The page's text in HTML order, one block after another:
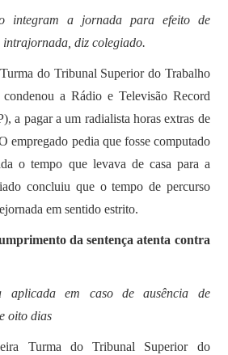
integram a jornada para efeito de
intrajornada, diz colegiado.
do Tribunal Superior do Trabalho
a Rádio e Televisão Record
a pagar a um radialista horas extras de
empregado pedia que fosse computado
o tempo que levava de casa para a
concluiu que o tempo de percurso
em sentido estrito.
da sentença atenta contra
aplicada em caso de ausência de
oito dias
Turma do Tribunal Superior do